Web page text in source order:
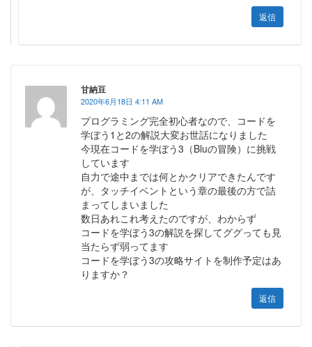
返信
甘納豆
2020年6月18日 4:11 AM
プログラミング完全初心者なので、コードを
学ぼう1と2の解説大変お世話になりました
今現在コードを学ぼう3（Bluの冒険）に挑戦
しています
自力で途中までは何とかクリアできたんです
が、タッチイベントという章の最後の方で詰
まってしまいました
数日あれこれ考えたのですが、わからず
コードを学ぼう3の解説を探してググっても見
当たらず弱ってます
コードを学ぼう3の攻略サイトを制作予定はあ
りますか？
返信